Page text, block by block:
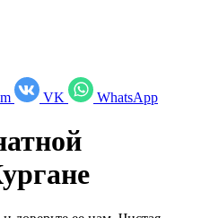
VK WhatsApp